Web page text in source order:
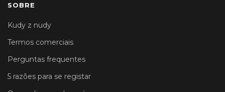
SOBRE
Kudy z nudy
Termos comerciais
Perguntas frequentes
5 razões para se registar